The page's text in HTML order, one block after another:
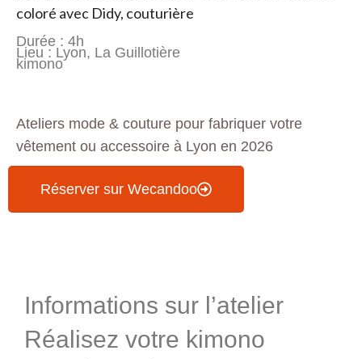
coloré avec Didy, couturière
Durée : 4h
Lieu : Lyon, La Guillotière
kimono
Ateliers mode & couture pour fabriquer votre
vêtement ou accessoire à Lyon en 2026
Réserver sur Wecandoo
Informations sur l’atelier
Réalisez votre kimono